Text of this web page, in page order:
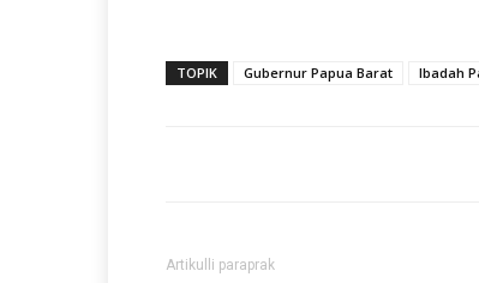
TOPIK Gubernur Papua Barat Ibadah
Artikulli paraprak